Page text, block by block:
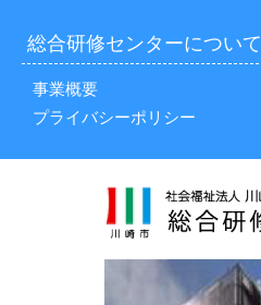
総合研修センターについて
事業概要
プライバシーポリシー